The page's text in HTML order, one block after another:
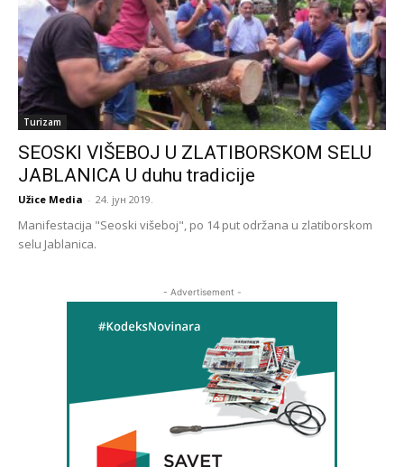
Turizam
SEOSKI VIŠEBOJ U ZLATIBORSKOM SELU
JABLANICA U duhu tradicije
Užice Media - 24. јун 2019.
Manifestacija "Seoski višeboj", po 14 put održana u zlatiborskom
selu Jablanica.
- Advertisement -